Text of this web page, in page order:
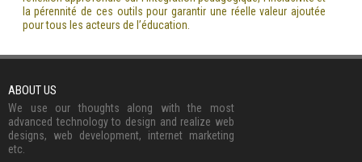
la pérennité de ces outils pour garantir une réelle valeur ajoutée
pour tous les acteurs de l’éducation.
ABOUT US
We use our thoughts along with the most
advanced technology to design and realize web
designs, web development, internet marketing
etc.